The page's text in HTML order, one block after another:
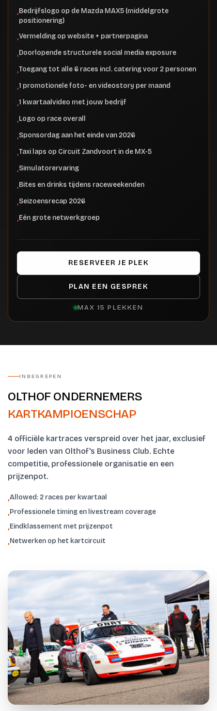
,Bedrijfslogo op de Mazda MAX5 (middelgrote
positionering)
,Vermelding op website + partnerpagina
,Doorlopende structurele social media exposure
,Toegang tot alle 6 races incl. catering voor 2 personen
,1 promotionele foto- en videostory per maand
,1 kwartaalvideo met jouw bedrijf
,Logo op race overall
,Sponsordag aan het einde van 2026
,Taxi laps op Circuit Zandvoort in de MX-5
,Simulatorervaring
,Bites en drinks tijdens raceweekenden
,Seizoensrecap 2026
,Eén grote netwerkgroep
RESERVEER JE PLEK
PLAN EEN GESPREK
MAX 15 PLEKKEN
INBEGREPEN
OLTHOF ONDERNEMERS
KARTKAMPIOENSCHAP
4 officiële kartraces verspreid over het jaar, exclusief
voor leden van Olthof's Business Club. Echte
competitie, professionele organisatie en een
prijzenpot.
,Allowed: 2 races per kwartaal
,Professionele timing en livestream coverage
,Eindklassement met prijzenpot
,Netwerken op het kartcircuit